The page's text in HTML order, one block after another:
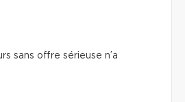
sans offre sérieuse n’a